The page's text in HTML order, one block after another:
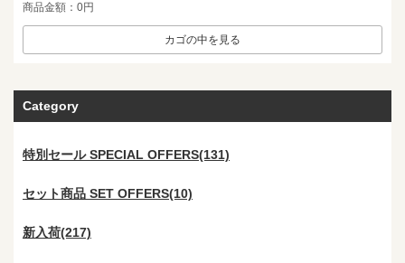
商品金額： 0円
カゴの中を見る
Category
特別セール SPECIAL OFFERS(131)
セット商品 SET OFFERS(10)
新入荷(217)